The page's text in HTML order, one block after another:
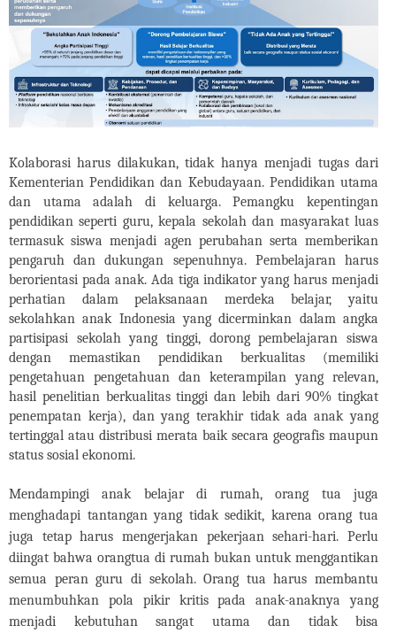
Kolaborasi harus dilakukan, tidak hanya menjadi tugas dari
Kementerian Pendidikan dan Kebudayaan. Pendidikan utama
dan utama adalah di keluarga. Pemangku kepentingan
pendidikan seperti guru, kepala sekolah dan masyarakat luas
termasuk siswa menjadi agen perubahan serta memberikan
pengaruh dan dukungan sepenuhnya. Pembelajaran harus
berorientasi pada anak. Ada tiga indikator yang harus menjadi
perhatian dalam pelaksanaan merdeka belajar, yaitu
sekolahkan anak Indonesia yang dicerminkan dalam angka
partisipasi sekolah yang tinggi, dorong pembelajaran siswa
dengan memastikan pendidikan berkualitas (memiliki
pengetahuan pengetahuan dan keterampilan yang relevan,
hasil penelitian berkualitas tinggi dan lebih dari 90% tingkat
penempatan kerja), dan yang terakhir tidak ada anak yang
tertinggal atau distribusi merata baik secara geografis maupun
status sosial ekonomi.
Mendampingi anak belajar di rumah, orang tua juga
menghadapi tantangan yang tidak sedikit, karena orang tua
juga tetap harus mengerjakan pekerjaan sehari-hari. Perlu
diingat bahwa orangtua di rumah bukan untuk menggantikan
semua peran guru di sekolah. Orang tua harus membantu
menumbuhkan pola pikir kritis pada anak-anaknya yang
menjadi kebutuhan sangat utama dan tidak bisa